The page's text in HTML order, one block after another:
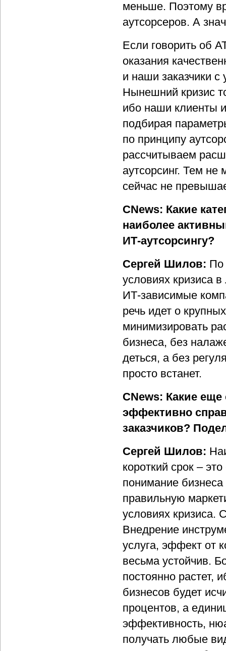
меньше. Поэтому
аутсорсеров. А
Если говорить об
оказания
и наши заказчики
Нынешний кризис
ибо наши клиенты
подбирая
по принципу
рассчитываем
аутсорсинг. Тем не
сейчас не
CNews: Какие
наиболее
ИТ-аутсорсингу?
Сергей Шилов: По
условиях кризиса
ИТ-зависимые
речь идет о
минимизировать
бизнеса, без
деться, а без
просто встанет.
CNews: Какие
эффективно
заказчиков?
Сергей Шилов:
короткий срок –
понимание
правильную
условиях кризиса.
Внедрение
услуга, эффект от
весьма устойчив.
постоянно растет,
бизнесов будет
процентов, а
эффективность,
получать любые